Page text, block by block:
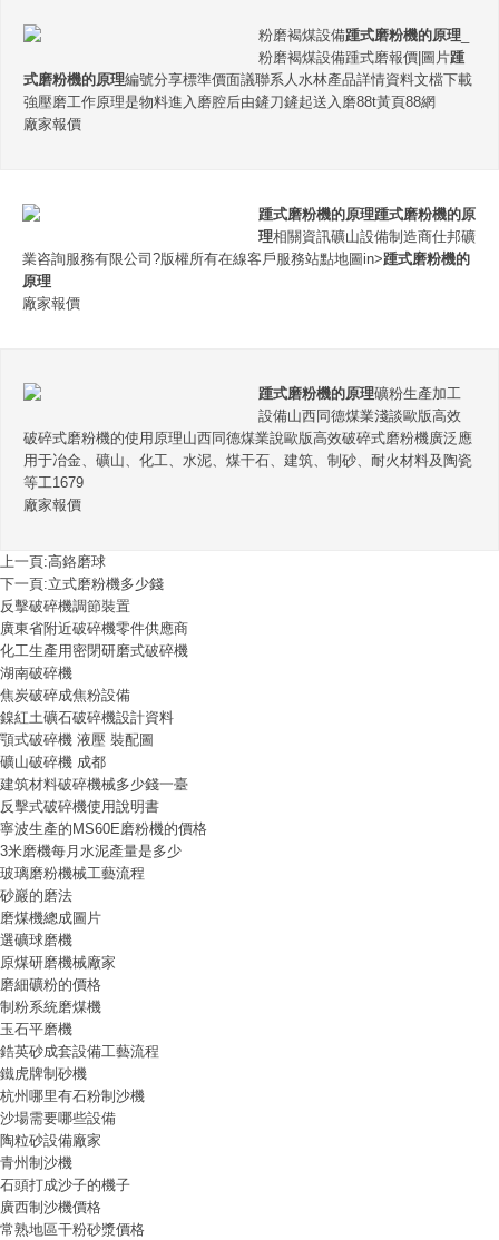
粉磨褐煤設備踵式磨粉機的原理
粉磨褐煤設備踵式磨報價|圖片踵
式磨粉機的原理編號分享標準價面議聯系人水林產品詳情資料文檔下載
強壓磨工作原理是物料進入磨腔后由鏟刀鏟起送入磨88t黃頁88網
廠家報價
踵式磨粉機的原理踵式磨粉機的原
理相關資訊礦山設備制造商仕邦礦
業咨詢服務有限公司?版權所有在線客戶服務站點地圖in>踵式磨粉機的
原理
廠家報價
踵式磨粉機的原理礦粉生產加工
設備山西同德煤業淺談歐版高效
破碎式磨粉機的使用原理山西同德煤業說歐版高效破碎式磨粉機廣泛應
用于冶金、礦山、化工、水泥、煤干石、建筑、制砂、耐火材料及陶瓷
等工1679
廠家報價
上一頁:高鉻磨球
下一頁:立式磨粉機多少錢
反擊破碎機調節裝置
廣東省附近破碎機零件供應商
化工生產用密閉研磨式破碎機
湖南破碎機
焦炭破碎成焦粉設備
鎳紅土礦石破碎機設計資料
顎式破碎機 液壓 裝配圖
礦山破碎機 成都
建筑材料破碎機械多少錢一臺
反擊式破碎機使用說明書
寧波生產的MS60E磨粉機的價格
3米磨機每月水泥產量是多少
玻璃磨粉機械工藝流程
砂巖的磨法
磨煤機總成圖片
選礦球磨機
原煤研磨機械廠家
磨細礦粉的價格
制粉系統磨煤機
玉石平磨機
鋯英砂成套設備工藝流程
鐵虎牌制砂機
杭州哪里有石粉制沙機
沙場需要哪些設備
陶粒砂設備廠家
青州制沙機
石頭打成沙子的機子
廣西制沙機價格
常熟地區干粉砂漿價格